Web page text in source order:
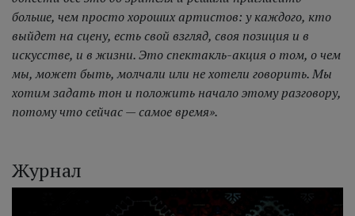
больше, чем просто хороших артистов: у каждого, кто
выйдет на сцену, есть свой взгляд, своя позиция и в
искусстве, и в жизни. Это спектакль-акция о том, о чем
мы, может быть, молчали или не хотели говорить. Мы
хотим задать тон и положить начало этому разговору,
потому что сейчас — самое время».
Журнал